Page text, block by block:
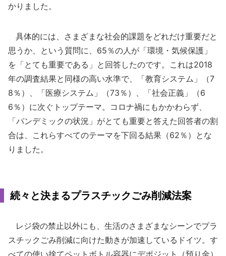
かりました。
具体的には、さまざまな社会的課題をどれだけ重要だと
思うか、という質問に、65％の人が「環境・気候保護」
を「とても重要である」と回答したのです。これは2018
年の調査結果と同様の高い水準で、「教育システム」（7
8％）、「医療システム」（73％）、「社会正義」（6
6％）に次ぐトップテーマ。コロナ禍にもかかわらず、
「パンデミックの状況」がとても重要と答えた回答者の割
合は、これらすべてのテーマを下回る結果（62％）とな
りました。
続々と決まるプラスチックごみ削減法案
レジ袋の禁止以外にも、生活のさまざまなシーンでプラ
スチックごみ削減に向けた動きが加速しているドイツ。す
べての使い捨てペットボトル容器にデポジット（預り金）